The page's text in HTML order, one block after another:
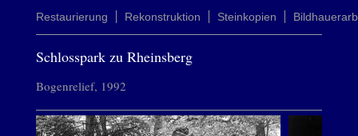
Restaurierung
Rekonstruktion Steinkopien
Schlosspark zu Rheinsberg
Bogenrelief, 1992